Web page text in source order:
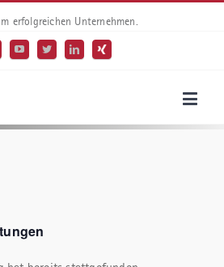
erfolgreichen Unternehmen.